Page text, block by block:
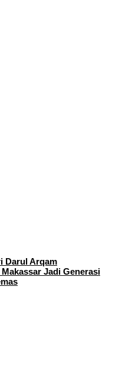
Darul Arqam
Jadi Generasi